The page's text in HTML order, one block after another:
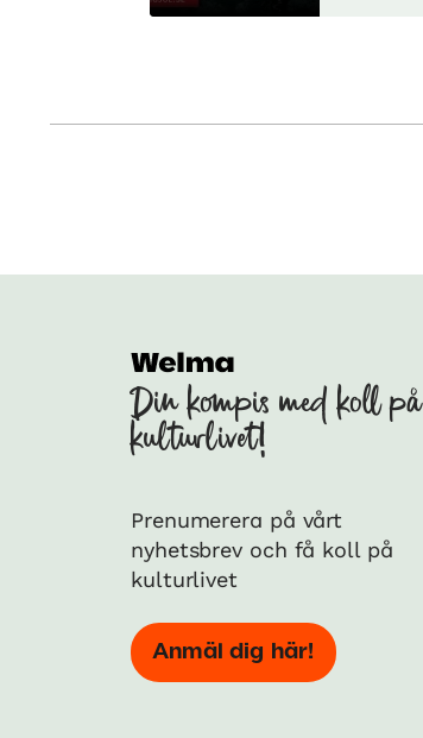
Din kompis med koll på
kulturlivet!
Prenumerera på vårt
nyhetsbrev och få koll på
kulturlivet
Anmäl dig här!